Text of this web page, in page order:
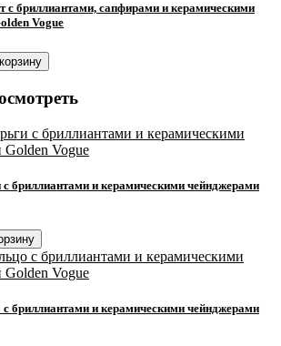
с бриллиантами, сапфирами и керамическими
Vogue
с бриллиантами и керамическими чейнджерами
с бриллиантами и керамическими чейнджерами